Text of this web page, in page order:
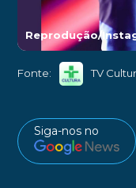
Reprodução/
Fonte: TV
Siga-nos no